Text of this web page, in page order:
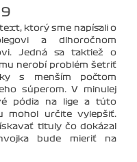
9
ktorý sme napísali o
a dlhoročnom
Jedná sa taktiež o
nerobí problém šetriť
s menším počtom
súperom. V minulej
pódia na lige a túto
mohol určite vylepšiť.
tituly čo dokázal
bude mieriť na